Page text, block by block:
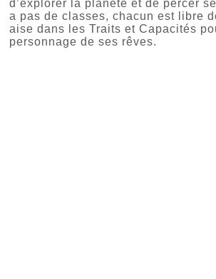
d’explorer la planète et de percer
a pas de classes, chacun est libre
aise dans les Traits et Capacités
personnage de ses rêves.